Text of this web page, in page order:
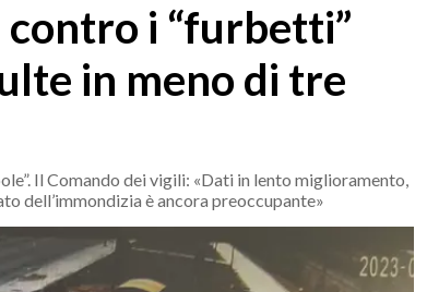
contro i “furbetti”
in meno di tre
Il Comando dei vigili: «Dati in lento miglioramento,
dell’immondizia è ancora preoccupante»